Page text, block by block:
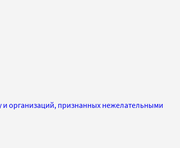
и организаций, признанных нежелательными